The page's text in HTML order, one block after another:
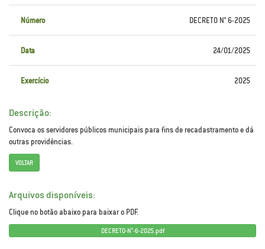
Número DECRETO N° 6-2025
Data 24/01/2025
Exercício 2025
Descrição:
Convoca os servidores públicos municipais para fins de recadastramento e dá
outras providências.
VOLTAR
Arquivos disponíveis:
Clique no botão abaixo para baixar o PDF.
DECRETO-N°-6-2025.pdf